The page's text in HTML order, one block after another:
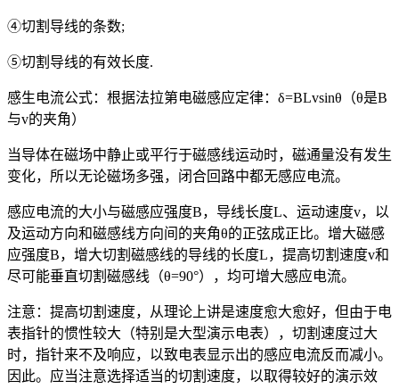
④切割导线的条数;
⑤切割导线的有效长度.
感生电流公式：根据法拉第电磁感应定律：δ=BLvsinθ（θ是B
与v的夹角）
当导体在磁场中静止或平行于磁感线运动时，磁通量没有发生
变化，所以无论磁场多强，闭合回路中都无感应电流。
感应电流的大小与磁感应强度B，导线长度L、运动速度v，以
及运动方向和磁感线方向间的夹角θ的正弦成正比。增大磁感
应强度B，增大切割磁感线的导线的长度L，提高切割速度v和
尽可能垂直切割磁感线（θ=90°），均可增大感应电流。
注意：提高切割速度，从理论上讲是速度愈大愈好，但由于电
表指针的惯性较大（特别是大型演示电表），切割速度过大
时，指针来不及响应，以致电表显示出的感应电流反而减小。
因此。应当注意选择适当的切割速度，以取得较好的演示效